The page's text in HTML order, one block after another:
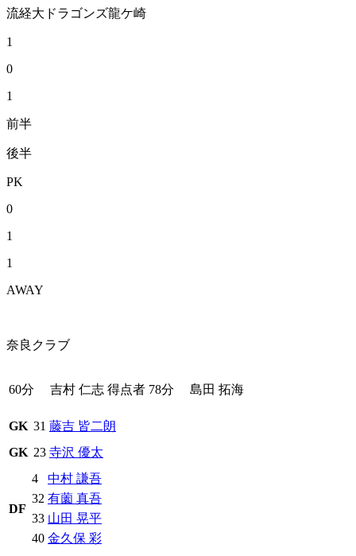
流経大ドラゴンズ龍ケ崎
1
0
1
前半
後半
PK
0
1
1
AWAY
奈良クラブ
60分 吉村 仁志 得点者 78分 島田 拓海
GK 31 藤吉 皆二朗
GK 23 寺沢 優太
DF
4
中村 謙吾
32 有薗 真吾
33 山田 晃平
40 金久保 彩